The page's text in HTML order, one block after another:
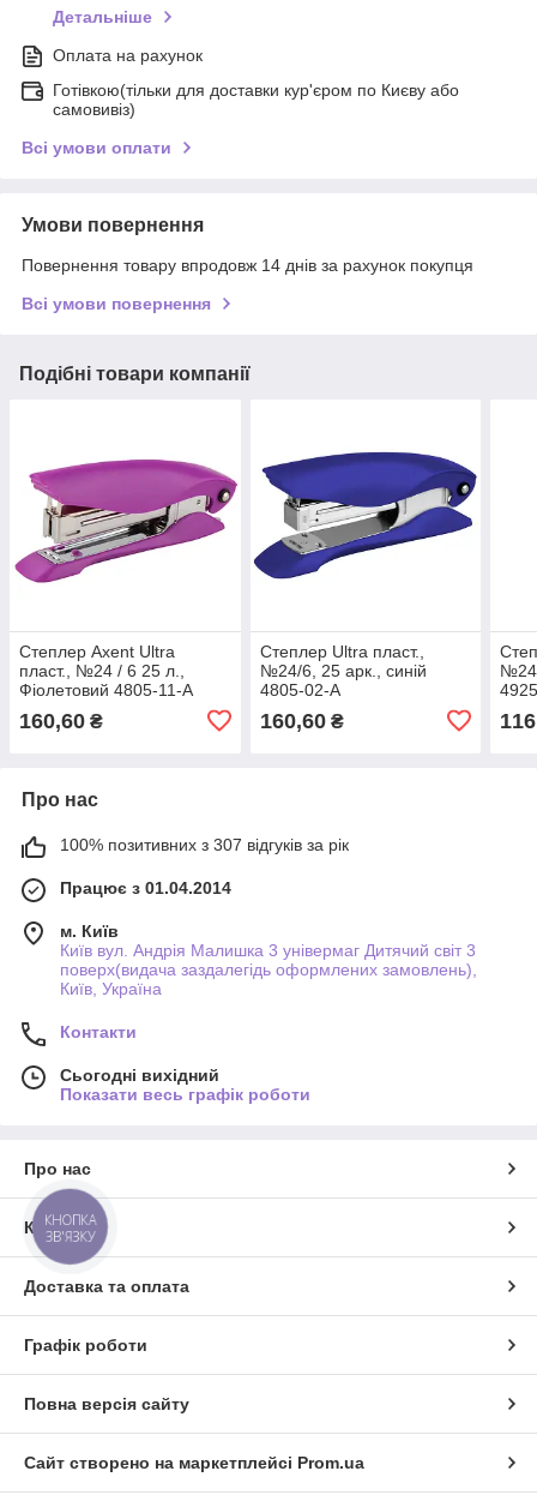
Детальніше
Оплата на рахунок
Готівкою(тільки для доставки кур'єром по Києву або
самовивіз)
Всі умови оплати
Умови повернення
Повернення товару впродовж 14 днів за рахунок покупця
Всі умови повернення
Подібні товари компанії
Степлер Axent Ultra
пласт., №24 / 6 25 л.,
Фіолетовий 4805-11-A
160,60 ₴
Степлер Ultra пласт.,
№24/6, 25 арк., синій
4805-02-A
160,60₴
№24/
Про нас
100% позитивних з 307 відгуків за рік
Працює з 01.04.2014
м. Київ
Київ вул. Андрія Малишка 3 універмаг Дитячий світ 3
поверх(видача заздалегідь оформлених замовлень),
Київ, Україна
Контакти
Сьогодні вихідний
Показати весь графік роботи
Про нас
Контакти
Доставка та оплата
Графік роботи
Повна версія сайту
Сайт створено на маркетплейсі Prom.ua
КНОПКА
ЗВ'ЯЗКУ